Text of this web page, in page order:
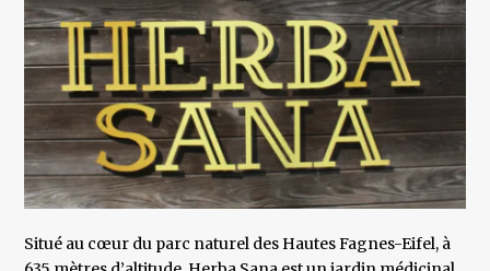
Situé au cœur du parc naturel des Hautes Fagnes-Eifel, à